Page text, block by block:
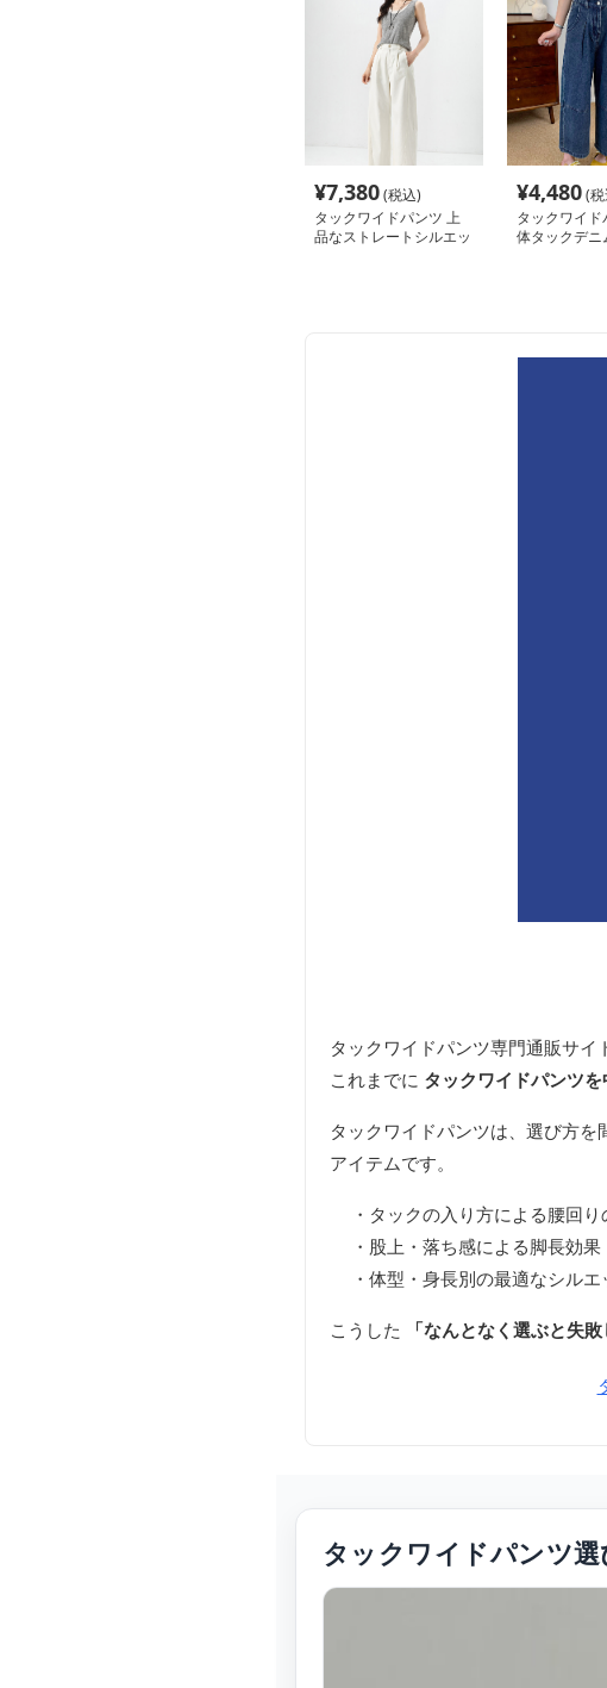
¥7,380(税込)
タックワイドパンツ 上
品なストレートシルエッ
¥4,480(税
タックワイド
体タックデニ
タックワイドパンツ専門通販サイ
これまでに タックワイドパンツ
タックワイドパンツは、選び方
アイテムです。
・タックの入り方による腰回
・股上・落ち感による脚長効果
・体型・身長別の最適なシルエ
こうした 「なんとなく選ぶと失
タックワイドパンツ